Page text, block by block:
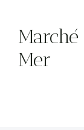
Mer